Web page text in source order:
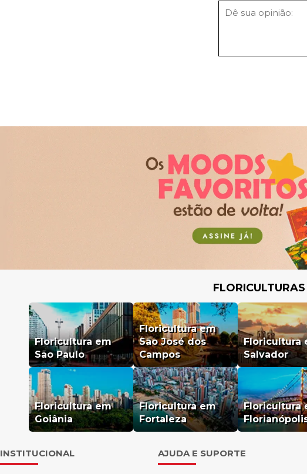
Floricultura em
São Paulo
Floricultura em
São José dos
Campos
Floricultura
Salvador
Floricultura em
Goiânia
Floricultura em
Fortaleza
Floricultura
INSTITUCIONAL AJUDA E SUPORTE